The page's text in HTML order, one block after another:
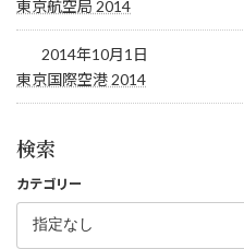
東京航空局 2014
2014年10月1日
東京国際空港 2014
検索
カテゴリー